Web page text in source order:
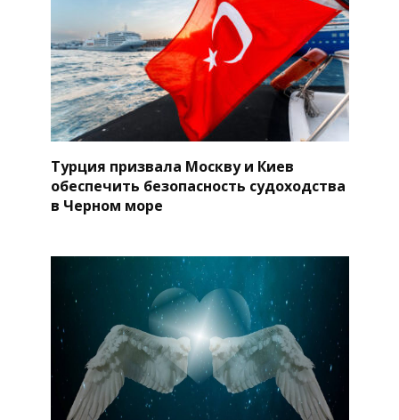
Турция призвала Москву и Киев
обеспечить безопасность судоходства
в Черном море